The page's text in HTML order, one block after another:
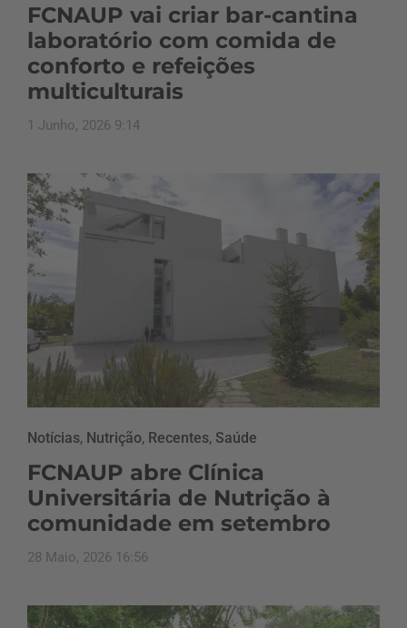
FCNAUP vai criar bar-cantina
laboratório com comida de
conforto e refeições
multiculturais
1 Junho, 2026 9:14
Notícias, Nutrição, Recentes, Saúde
FCNAUP abre Clínica
Universitária de Nutrição à
comunidade em setembro
28 Maio, 2026 16:56